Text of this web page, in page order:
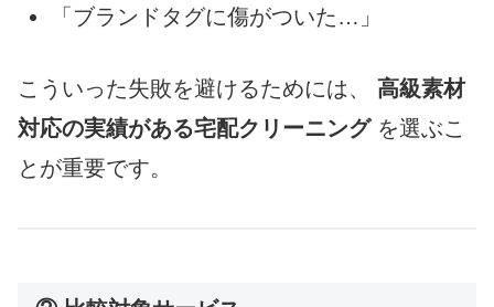
「ブランドタグに傷がついた…」
こういった失敗を避けるためには、 高級素材
対応の実績がある宅配クリーニングを選ぶこ
とが重要です。